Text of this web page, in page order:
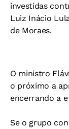
investidas
Luiz Inácio
de Moraes.
O ministro
o próximo a
encerrando a
Se o grupo